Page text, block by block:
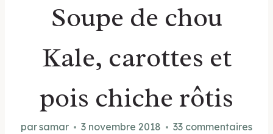
Soupe de chou
Kale, carottes et
pois chiche rôtis
parsamar 3 novembre 2018 33 commentaires